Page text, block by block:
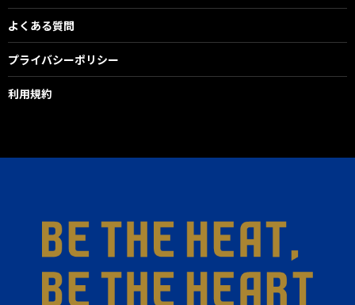
よくある質問
プライバシーポリシー
利用規約